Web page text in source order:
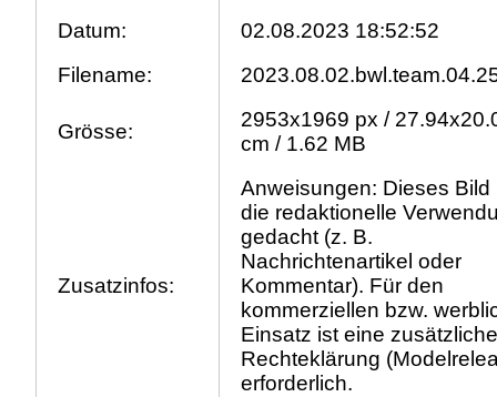
Datum:
02.08.2023 18:52:52
Filename:
Grösse:
2953x1969 px /
cm / 1.62 MB
Zusatzinfos:
Anweisungen: Dieses Bild
die redaktionelle
gedacht (z. B.
Nachrichtenartikel oder
Kommentar). Für den
kommerziellen bzw.
Einsatz ist eine
Rechteklärung
erforderlich.